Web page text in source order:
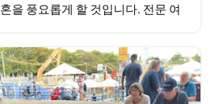
을 풍요롭게 할 것입니다. 전문 여